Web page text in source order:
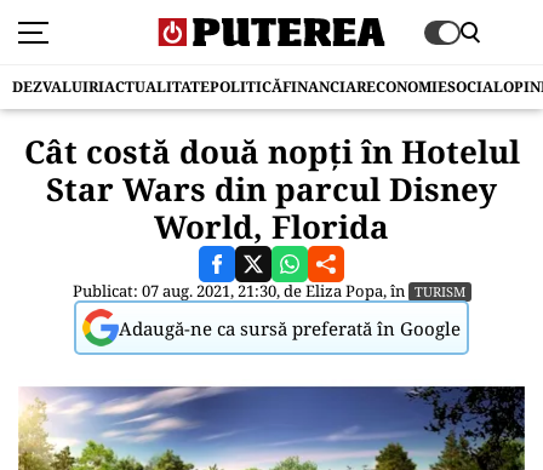
DEZVALUIRIACTUALITATEPOLITICĂFINANCIARECONOMIESOCIAL
Cât costă două nopţi în Hotelul
Star Wars din parcul Disney
World, Florida
Publicat: 07 aug. 2021, 21:30, deEliza Popa, în TURISM
Adaugă-ne ca sursă preferată în Google